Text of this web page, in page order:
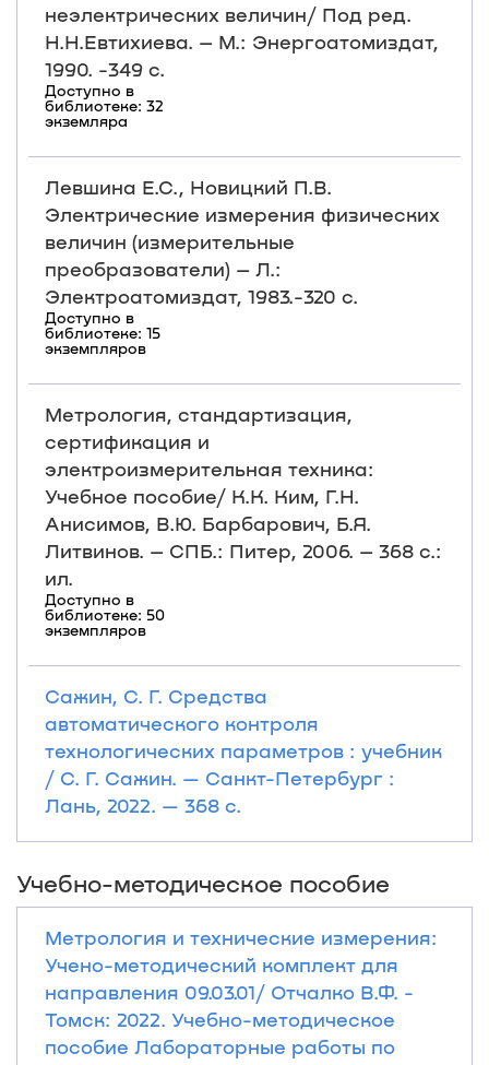
неэлектрических величин/ Под ред.
Н.Н.Евтихиева. – М.: Энергоатомиздат,
1990. -349 с.
Доступно в
библиотеке: 32
экземляра
Левшина Е.С., Новицкий П.В.
Электрические измерения физических
величин (измерительные
преобразователи) – Л.:
Электроатомиздат, 1983.-320 с.
Доступно в
библиотеке: 15
экземпляров
Метрология, стандартизация,
сертификация и
электроизмерительная техника:
Учебное пособие/ К.К. Ким, Г.Н.
Анисимов, В.Ю. Барбарович, Б.Я.
Литвинов. – СПБ.: Питер, 2006. – 368 с.:
ил.
Доступно в
библиотеке: 50
экземпляров
Сажин, С. Г. Средства
автоматического контроля
технологических параметров : учебник
/ С. Г. Сажин. — Санкт-Петербург :
Лань, 2022. — 368 с.
Учебно-методическое пособие
Метрология и технические измерения:
Учено-методический комплект для
направления 09.03.01/ Отчалко В.Ф. -
Томск: 2022. Учебно-методическое
пособие Лабораторные работы по